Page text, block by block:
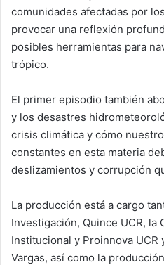
comunidades afectadas por
provocar una reflexión
posibles herramientas para
trópico.
El primer episodio también
y los desastres
crisis climática y cómo
constantes en esta materia
deslizamientos y corrupción
La producción está a cargo
Investigación, Quince UCR, la
Institucional y Proinnova UCR
Vargas, así como la